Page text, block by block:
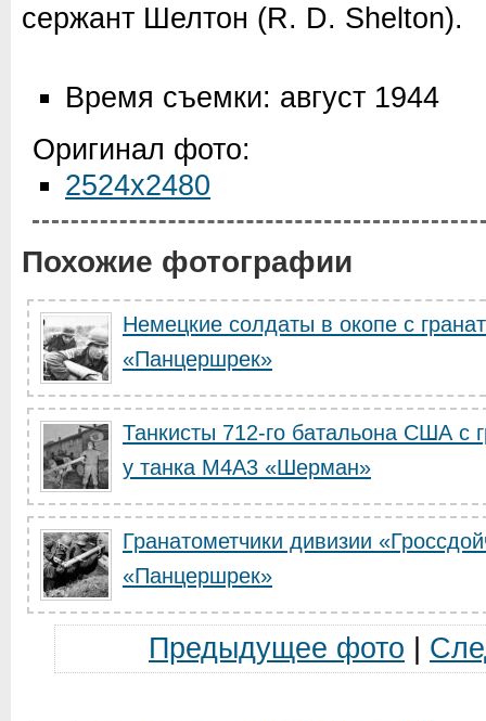
сержант Шелтон (R. D. Shelton).
Время съемки: август 1944
Оригинал фото:
2524x2480
Похожие фотографии
Немецкие солдаты в окопе с
«Панцершрек»
Танкисты 712-го батальона США с
у танка М4А3 «Шерман»
Гранатометчики дивизии
«Панцершрек»
Предыдущее фото